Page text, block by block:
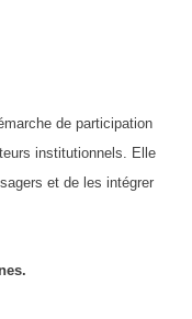
de participation
institutionnels. Elle
et de les intégrer